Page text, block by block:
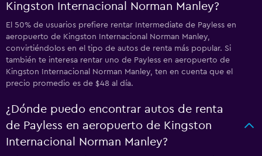
Kingston Internacional Norman Manley?
El 50% de usuarios prefiere rentar Intermediate de Payless en
aeropuerto de Kingston Internacional Norman Manley,
convirtiéndolos en el tipo de autos de renta más popular. Si
también te interesa rentar uno de Payless en aeropuerto de
Kingston Internacional Norman Manley, ten en cuenta que el
precio promedio es de $48 al día.
¿Dónde puedo encontrar autos de renta
de Payless en aeropuerto de Kingston
Internacional Norman Manley?